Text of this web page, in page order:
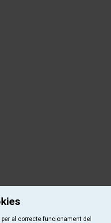
al correcte funcionament del